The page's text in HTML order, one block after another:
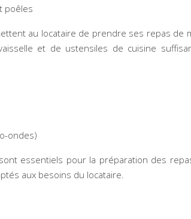
poêles
au locataire de prendre ses repas
et de ustensiles de cuisine
ondes)
essentiels pour la préparation des
aux besoins du locataire.